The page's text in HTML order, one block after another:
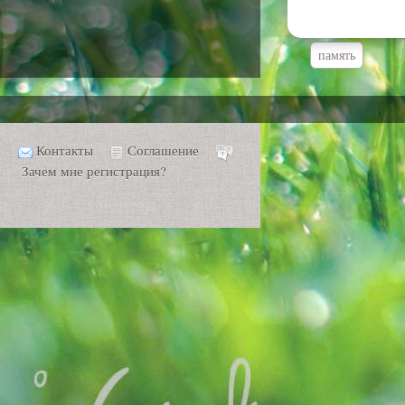
память
Контакты
Соглашение
Зачем мне регистрация?